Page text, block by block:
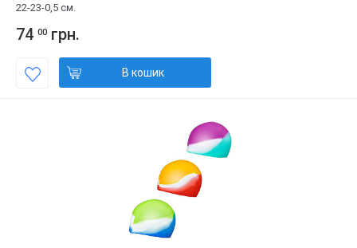
22-23-0,5 см.
74 00 грн.
В кошик